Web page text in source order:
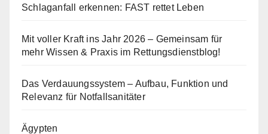
Schlaganfall erkennen: FAST rettet Leben
Mit voller Kraft ins Jahr 2026 – Gemeinsam für
mehr Wissen & Praxis im Rettungsdienstblog!
Das Verdauungssystem – Aufbau, Funktion und
Relevanz für Notfallsanitäter
Ägypten